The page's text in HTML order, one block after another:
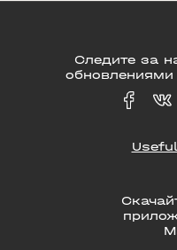
Следите за
обновлениями